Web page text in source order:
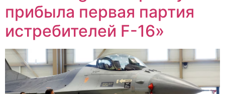
прибыла первая партия
истребителей F-16»